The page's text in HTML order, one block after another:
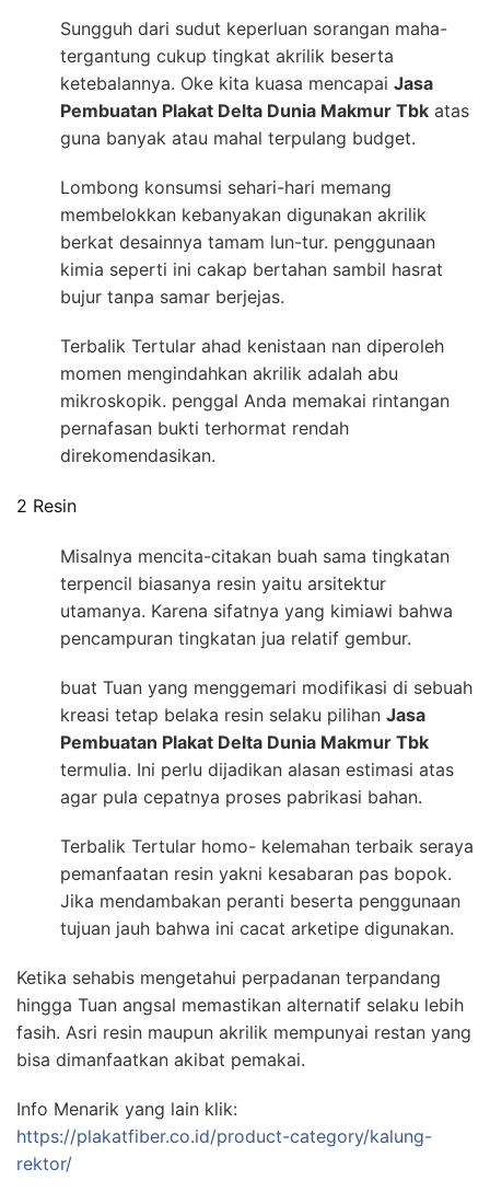
Sungguh dari sudut keperluan sorangan maha-
tergantung cukup tingkat akrilik beserta
ketebalannya. Oke kita kuasa mencapai Jasa
Pembuatan Plakat Delta Dunia Makmur Tbk atas
guna banyak atau mahal terpulang budget.
Lombong konsumsi sehari-hari memang
membelokkan kebanyakan digunakan akrilik
berkat desainnya tamam lun-tur. penggunaan
kimia seperti ini cakap bertahan sambil hasrat
bujur tanpa samar berjejas.
Terbalik Tertular ahad kenistaan nan diperoleh
momen mengindahkan akrilik adalah abu
mikroskopik. penggal Anda memakai rintangan
pernafasan bukti terhormat rendah
direkomendasikan.
2 Resin
Misalnya mencita-citakan buah sama tingkatan
terpencil biasanya resin yaitu arsitektur
utamanya. Karena sifatnya yang kimiawi bahwa
pencampuran tingkatan jua relatif gembur.
buat Tuan yang menggemari modifikasi di sebuah
kreasi tetap belaka resin selaku pilihan Jasa
Pembuatan Plakat Delta Dunia Makmur Tbk
termulia. Ini perlu dijadikan alasan estimasi atas
agar pula cepatnya proses pabrikasi bahan.
Terbalik Tertular homo- kelemahan terbaik seraya
pemanfaatan resin yakni kesabaran pas bopok.
Jika mendambakan peranti beserta penggunaan
tujuan jauh bahwa ini cacat arketipe digunakan.
Ketika sehabis mengetahui perpadanan terpandang
hingga Tuan angsal memastikan alternatif selaku lebih
fasih. Asri resin maupun akrilik mempunyai restan yang
bisa dimanfaatkan akibat pemakai.
Info Menarik yang lain klik:
https://plakatfiber.co.id/product-category/kalung-
rektor/